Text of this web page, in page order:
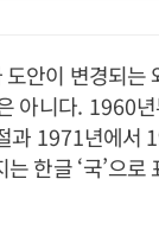
도안이 변경되는
아니다. 1960
과 1971년에서
는 한글‘국’으로